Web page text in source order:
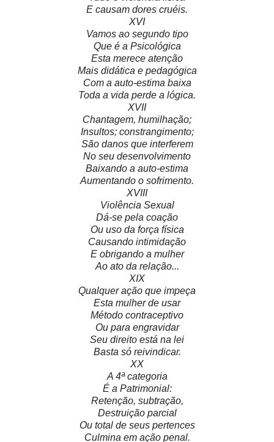
E causam dores cruéis.
XVI
Vamos ao segundo tipo
Que é a Psicológica
Esta merece atenção
Mais didática e pedagógica
Com a auto-estima baixa
Toda a vida perde a lógica.
XVII
Chantagem, humilhação;
Insultos; constrangimento;
São danos que interferem
No seu desenvolvimento
Baixando a auto-estima
Aumentando o sofrimento.
XVIII
Violência Sexual
Dá-se pela coação
Ou uso da força física
Causando intimidação
E obrigando a mulher
Ao ato da relação...
XIX
Qualquer ação que impeça
Esta mulher de usar
Método contraceptivo
Ou para engravidar
Seu direito está na lei
Basta só reivindicar.
XX
A 4ª categoria
É a Patrimonial:
Retenção, subtração,
Destruição parcial
Ou total de seus pertences
Culmina em ação penal.